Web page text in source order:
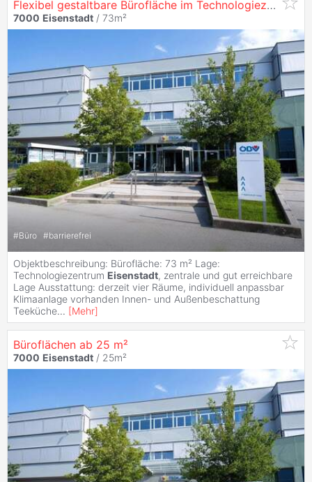
Flexibel gestaltbare Bürofläche im Technologiezentrum
7000 Eisenstadt / 73m²
#Büro #barrierefrei
Objektbeschreibung: Bürofläche: 73 m² Lage:
Technologiezentrum Eisenstadt, zentrale und gut erreichbare
Lage Ausstattung: derzeit vier Räume, individuell anpassbar
Klimaanlage vorhanden Innen- und Außenbeschattung
Teeküche... [Mehr]
Büroflächen ab 25 m²
7000 Eisenstadt / 25m²